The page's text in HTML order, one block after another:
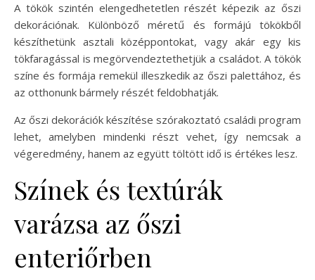
A tökök szintén elengedhetetlen részét képezik az őszi
dekorációnak. Különböző méretű és formájú tökökből
készíthetünk asztali középpontokat, vagy akár egy kis
tökfaragással is megörvendeztethetjük a családot. A tökök
színe és formája remekül illeszkedik az őszi palettához, és
az otthonunk bármely részét feldobhatják.
Az őszi dekorációk készítése szórakoztató családi program
lehet, amelyben mindenki részt vehet, így nemcsak a
végeredmény, hanem az együtt töltött idő is értékes lesz.
Színek és textúrák
varázsa az őszi
enteriőrben